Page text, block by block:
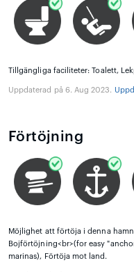
Tillgängliga faciliteter: Toalett,
Uppdaterad på 6. Aug 2023.
Förtöjning
Möjlighet att förtöja i denna
Bojförtöjning<br>(for easy
marinas), Förtöja mot land.